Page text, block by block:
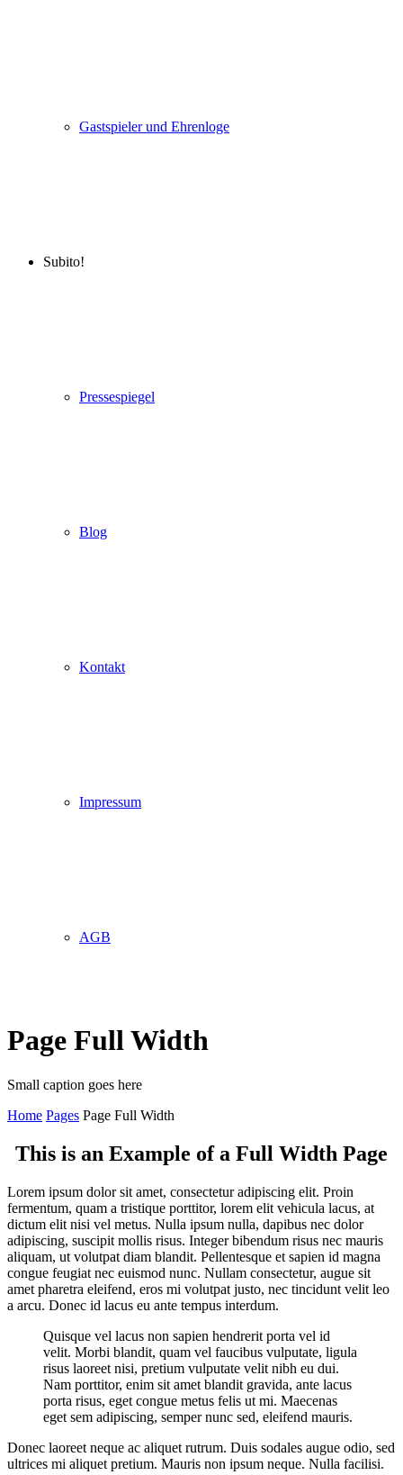
Gastspieler und Ehrenloge
Subito!
Pressespiegel
Blog
Kontakt
Impressum
AGB
Page Full Width
Small caption goes here
Home Pages Page Full Width
This is an Example of a Full Width Page
Lorem ipsum dolor sit amet, consectetur adipiscing elit. Proin
fermentum, quam a tristique porttitor, lorem elit vehicula lacus, at
dictum elit nisi vel metus. Nulla ipsum nulla, dapibus nec dolor
adipiscing, suscipit mollis risus. Integer bibendum risus nec mauris
aliquam, ut volutpat diam blandit. Pellentesque et sapien id magna
congue feugiat nec euismod nunc. Nullam consectetur, augue sit
amet pharetra eleifend, eros mi volutpat justo, nec tincidunt velit leo
a arcu. Donec id lacus eu ante tempus interdum.
Quisque vel lacus non sapien hendrerit porta vel id
velit. Morbi blandit, quam vel faucibus vulputate, ligula
risus laoreet nisi, pretium vulputate velit nibh eu dui.
Nam porttitor, enim sit amet blandit gravida, ante lacus
porta risus, eget congue metus felis ut mi. Maecenas
eget sem adipiscing, semper nunc sed, eleifend mauris.
Donec laoreet neque ac aliquet rutrum. Duis sodales augue odio, sed
ultrices mi aliquet pretium. Mauris non ipsum neque. Nulla facilisi.